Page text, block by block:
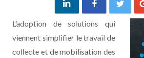
L’adoption de solutions qui
viennent simplifier le travail de
collecte et de mobilisation des